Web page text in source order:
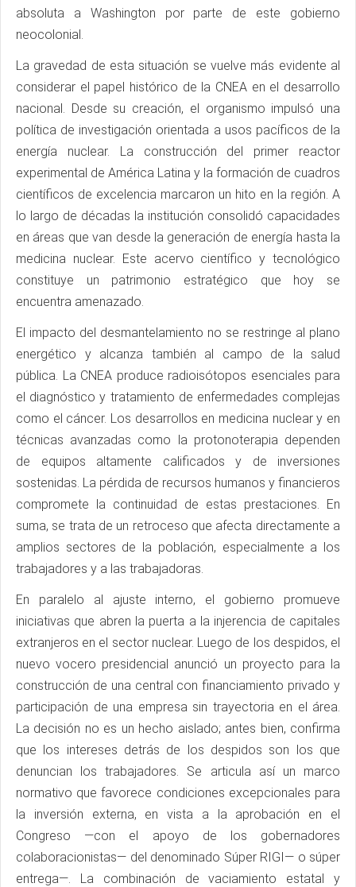
absoluta a Washington por parte de este gobierno
neocolonial.
La gravedad de esta situación se vuelve más evidente al
considerar el papel histórico de la CNEA en el desarrollo
nacional. Desde su creación, el organismo impulsó una
política de investigación orientada a usos pacíficos de la
energía nuclear. La construcción del primer reactor
experimental de América Latina y la formación de cuadros
científicos de excelencia marcaron un hito en la región. A
lo largo de décadas la institución consolidó capacidades
en áreas que van desde la generación de energía hasta la
medicina nuclear. Este acervo científico y tecnológico
constituye un patrimonio estratégico que hoy se
encuentra amenazado.
El impacto del desmantelamiento no se restringe al plano
energético y alcanza también al campo de la salud
pública. La CNEA produce radioisótopos esenciales para
el diagnóstico y tratamiento de enfermedades complejas
como el cáncer. Los desarrollos en medicina nuclear y en
técnicas avanzadas como la protonoterapia dependen
de equipos altamente calificados y de inversiones
sostenidas. La pérdida de recursos humanos y financieros
compromete la continuidad de estas prestaciones. En
suma, se trata de un retroceso que afecta directamente a
amplios sectores de la población, especialmente a los
trabajadores y a las trabajadoras.
En paralelo al ajuste interno, el gobierno promueve
iniciativas que abren la puerta a la injerencia de capitales
extranjeros en el sector nuclear. Luego de los despidos, el
nuevo vocero presidencial anunció un proyecto para la
construcción de una central con financiamiento privado y
participación de una empresa sin trayectoria en el área.
La decisión no es un hecho aislado; antes bien, confirma
que los intereses detrás de los despidos son los que
denuncian los trabajadores. Se articula así un marco
normativo que favorece condiciones excepcionales para
la inversión externa, en vista a la aprobación en el
Congreso —con el apoyo de los gobernadores
colaboracionistas— del denominado Súper RIGI— o súper
entrega—. La combinación de vaciamiento estatal y